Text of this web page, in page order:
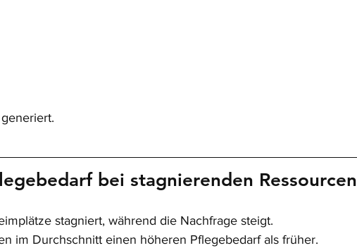
bei stagnierenden Ressourcen
stagniert, während die Nachfrage steigt.
im Durchschnitt einen höheren Pflegebedarf als früher.